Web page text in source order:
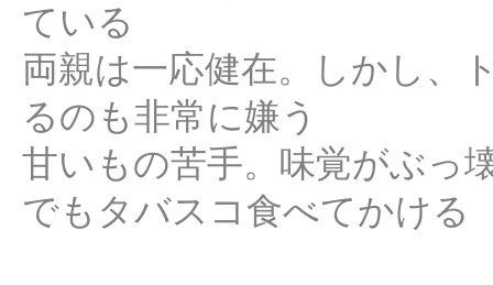
ている
両親は一応健在。しかし、
るのも非常に嫌う
甘いもの苦手。味覚がぶっ
でもタバスコ食べてかける